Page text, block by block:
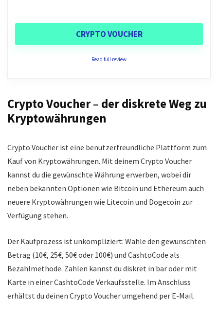
CRYPTO VOUCHER
Read full review
Crypto Voucher bietet Zugang zu den bekanntesten
Kryptowährungen, unterstützt zahlreiche
und die benutzerfreundliche Oberfläche machen das
Handeln mit Kryptowährungen besonders einfach
Top-Kryptowährungen verfügbar
niedrige Transaktionsgebühren
schnelle Transaktionen
Crypto Voucher – der diskrete Weg zu
Kryptowährungen
Crypto Voucher ist eine benutzerfreundliche Plattform zum
Kauf von Kryptowährungen. Mit deinem Crypto Voucher
kannst du die gewünschte Währung erwerben, wobei dir
neben bekannten Optionen wie Bitcoin und Ethereum auch
neuere Kryptowährungen wie Litecoin und Dogecoin zur
Verfügung stehen.
Der Kaufprozess ist unkompliziert: Wähle den gewünschten
Betrag (10€, 25€, 50€ oder 100€) und CashtoCode als
Bezahlmethode. Zahlen kannst du diskret in bar oder mit
Karte in einer CashtoCode Verkaufsstelle. Im Anschluss
erhältst du deinen Crypto Voucher umgehend per E-Mail.